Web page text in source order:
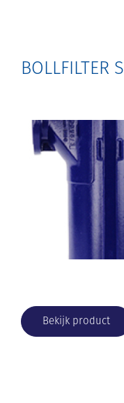
BOLLFILTER
Bekijk product